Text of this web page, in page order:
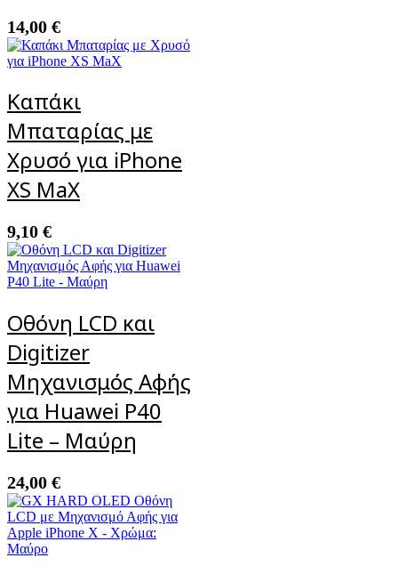
14,00 €
Καπάκι
Μπαταρίας με
Χρυσό για iPhone
XS MaX
9,10 €
Οθόνη LCD και
Digitizer
Μηχανισμός Αφής
για Huawei P40
Lite – Μαύρη
24,00 €